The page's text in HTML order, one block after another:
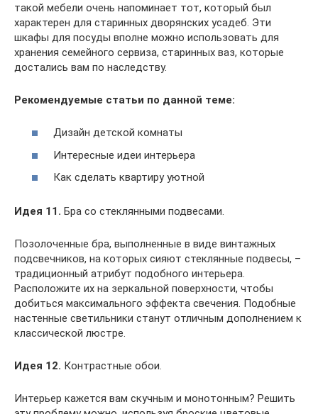
такой мебели очень напоминает тот, который был
характерен для старинных дворянских усадеб. Эти
шкафы для посуды вполне можно использовать для
хранения семейного сервиза, старинных ваз, которые
достались вам по наследству.
Рекомендуемые статьи по данной теме:
Дизайн детской комнаты
Интересные идеи интерьера
Как сделать квартиру уютной
Идея 11. Бра со стеклянными подвесами.
Позолоченные бра, выполненные в виде винтажных
подсвечников, на которых сияют стеклянные подвесы, –
традиционный атрибут подобного интерьера.
Расположите их на зеркальной поверхности, чтобы
добиться максимального эффекта свечения. Подобные
настенные светильники станут отличным дополнением к
классической люстре.
Идея 12. Контрастные обои.
Интерьер кажется вам скучным и монотонным? Решить